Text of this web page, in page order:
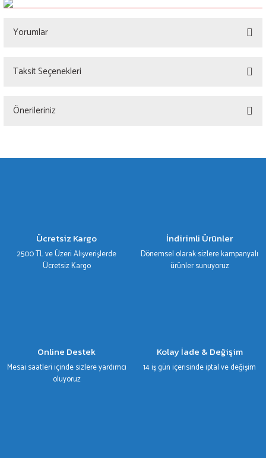
Yorumlar
Taksit Seçenekleri
Önerileriniz
gördüğünüz noktaları öneri formunu kullanarak tarafımıza iletebilirsiniz.
Ürün fiyatı diğer sitelerden daha pahalı.
Bu ürüne benzer farklı alternatifler olmalı.
Ücretsiz Kargo
2500 TL ve Üzeri Alışverişlerde
Ücretsiz Kargo
İndirimli Ürünler
Dönemsel olarak sizlere kampanyalı
ürünler sunuyoruz
Online Destek
Mesai saatleri içinde sizlere yardımcı
oluyoruz
Kolay İade & Değişim
14 iş gün içerisinde iptal ve değişim